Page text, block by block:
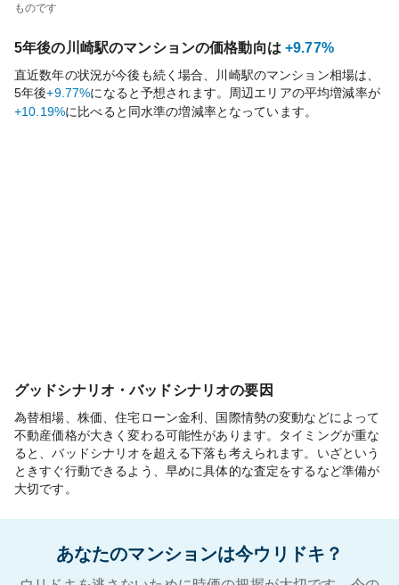
ものです
5年後の 川崎駅のマンションの価格動向は +9.77%
直近数年の状況が今後も続く場合、 川崎駅のマンション相場は、
5年後+9.77%になると予想されます。周辺エリアの平均増減率が
+10.19%に比べると 同水準の増減率となっています。
グッドシナリオ・バッドシナリオの要因
為替相場、株価、住宅ローン金利、国際情勢の変動などによって
不動産価格が大きく変わる可能性があります。タイミングが重な
ると、バッドシナリオを超える下落も考えられます。いざという
ときすぐ行動できるよう、早めに具体的な査定をするなど準備が
大切です。
あなたのマンションは今ウリドキ？